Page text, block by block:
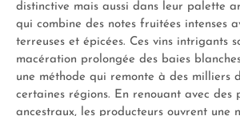
distinctive mais aussi dans leur palette
qui combine des notes fruitées intenses
terreuses et épicées. Ces vins intrigants
macération prolongée des baies
une méthode qui remonte à des milliers
certaines régions. En renouant avec des
ancestraux, les producteurs ouvrent une